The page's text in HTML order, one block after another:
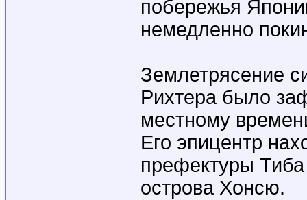
побережья
немедленно
Землетрясение
Рихтера было
местному
Его эпицентр
префектуры
острова Хонсю.